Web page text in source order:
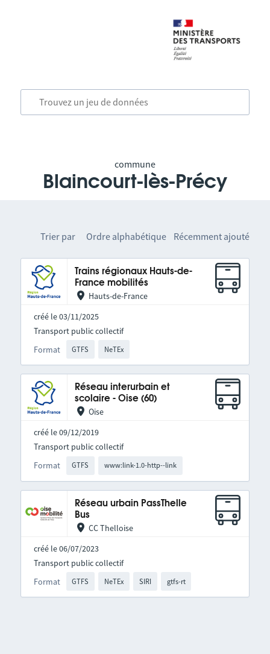
commune
Blaincourt-lès-Précy
Trier par Ordre alphabétique Récemment ajouté
Trains régionaux Hauts-de-
France mobilités
Hauts-de-France
créé le 03/11/2025
Format GTFS NeTEx
Transport public collectif
Réseau interurbain et
scolaire - Oise (60)
Oise
créé le 09/12/2019
Format GTFS www:link-1.0-http--link
Transport public collectif
Réseau urbain PassThelle
Bus
CC Thelloise
créé le 06/07/2023
Format GTFS NeTEx SIRI gtfs-rt
Transport public collectif